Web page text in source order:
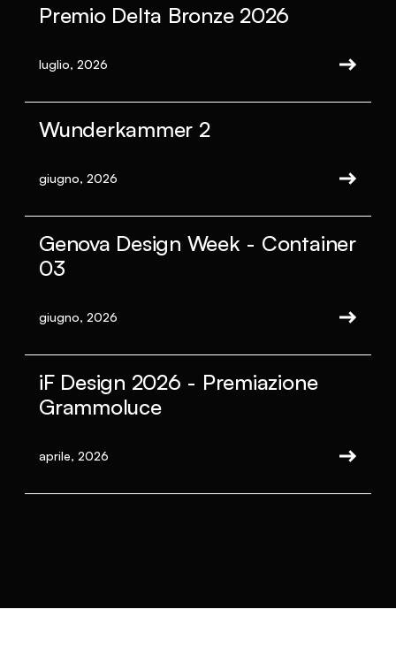
Premio Delta Bronze 2026
luglio, 2026
Wunderkammer 2
giugno, 2026
Genova Design Week - Container
03
giugno, 2026
iF Design 2026 - Premiazione
Grammoluce
aprile, 2026